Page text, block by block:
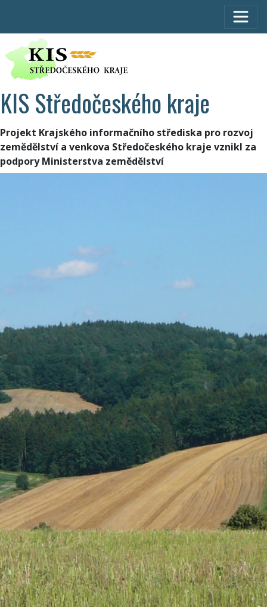
KIS Středočeského kraje
Projekt Krajského informačního střediska pro rozvoj
zemědělství a venkova Středočeského kraje vznikl za
podpory Ministerstva zemědělství